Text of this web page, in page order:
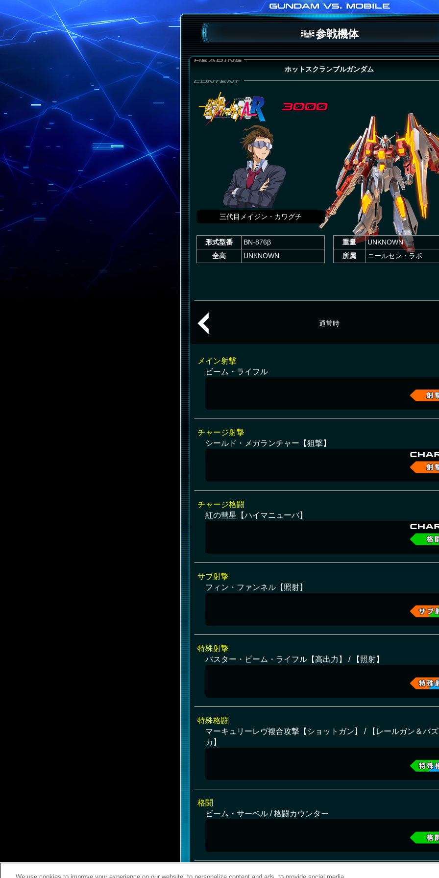
参戦機体
ホットスクランブルガンダム
三代目メイジン・カワグチ
形式型番
BN-876β
全高
UNKNOWN
重量
UNKNOWN
所属
ニールセン・ラボ
通常時
メイン射撃
ビーム・ライフル
チャージ射撃
シールド・メガランチャー【狙撃】
チャージ格闘
紅の彗星【ハイマニューバ】
サブ射撃
フィン・ファンネル【照射】
特殊射撃
バスター・ビーム・ライフル【高出力】 / 【照射】
特殊格闘
マーキュリーレヴ複合攻撃【ショットガン】 / 【レールガン＆バ
カ】
格闘
ビーム・サーベル / 格闘カウンター